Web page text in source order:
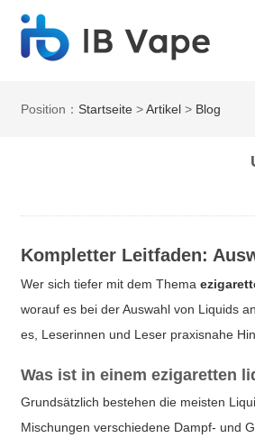
Position： Startseite >Artikel > Blog
Kompletter Leitfaden:
Wer sich tiefer mit dem Thema
worauf es bei der Auswahl von Liquids
es, Leserinnen und Leser praxisnahe
Was ist in einemezigaretten
Grundsätzlich bestehen die meisten
Mischungen verschiedene Dampf- und